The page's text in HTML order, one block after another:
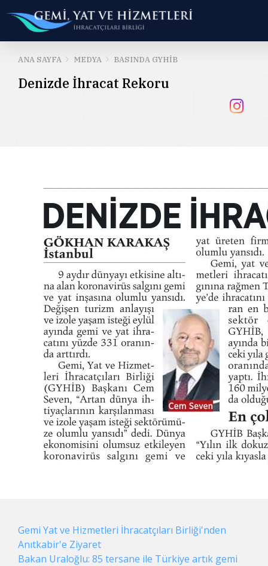
ANA SAYFA MEDYA BASINDA GYHİB
Denizde İhracat Rekoru
Gemi Yat ve Hizmetleri İhracatçıları Birliği'nden
Anıtkabir'e Ziyaret
Bakan Uraloğlu: 85 tersane ile Türkiye artık gemi